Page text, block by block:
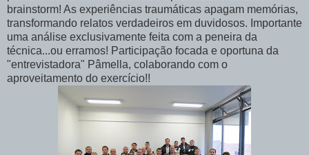
brainstorm! As experiências traumáticas apagam memórias,
transformando relatos verdadeiros em duvidosos. Importante
uma análise exclusivamente feita com a peneira da
técnica...ou erramos! Participação focada e oportuna da
"entrevistadora" Pâmella, colaborando com o
aproveitamento do exercício!!